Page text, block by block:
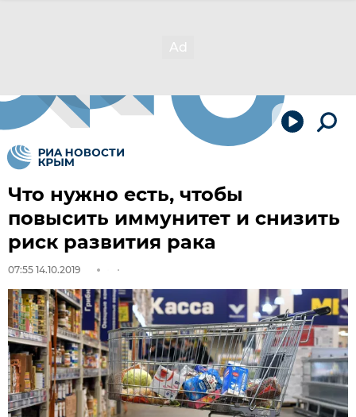
Что нужно есть, чтобы
повысить иммунитет и снизить
риск развития рака
07:55 14.10.2019